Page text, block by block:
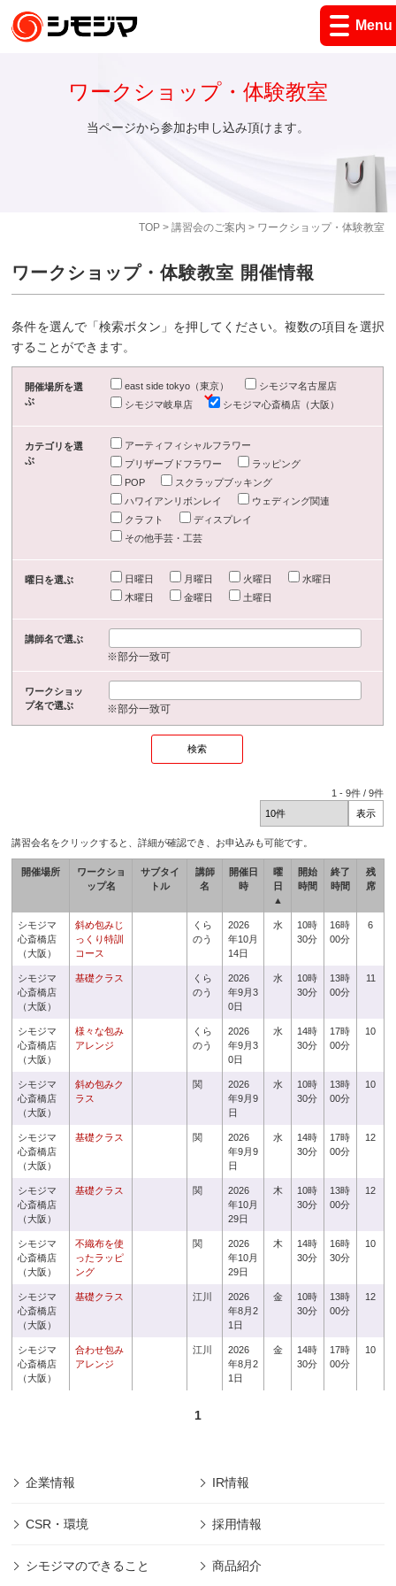
Menu
TOP> 講習会のご案内 > ワークショップ・体験教室
ワークショップ・体験教室
当ページから参加お申し込み頂けます。
ワークショップ・体験教室 開催情報
条件を選んで「検索ボタン」を押してください。複数の項目を選択
することができます。
開催場所を選
ぶ
east side tokyo（東京）
シモジマ名古屋店
シモジマ岐阜店
シモジマ心斎橋店（大阪）
カテゴリを選
ぶ
アーティフィシャルフラワー
プリザーブドフラワー
ラッピング
POP
スクラップブッキング
ハワイアンリボンレイ
ウェディング関連
クラフト
ディスプレイ
その他手芸・工芸
曜日を選ぶ 日曜日 月曜日 火曜日
水曜日
木曜日
金曜日 土曜日
講師名で選ぶ
※部分一致可
ワークショッ
プ名で選ぶ
※部分一致可
1 -9件 /9件
講習会名をクリックすると、詳細が確認でき、お申込みも可能です。
開催場所
ワークショ
ップ名
サブタイ
トル
講師
名
開催日
時
曜
日
▲
開始
時間
終了
時間
残
席
シモジマ
心斎橋店
（大阪）
斜め包みじ
っくり特訓
コース
くら
のう
2026
年10月
14日
水
10時
30分
16時
00分
6
シモジマ
心斎橋店
（大阪）
基礎クラス
くら
のう
2026
年9月3
0日
水
10時
30分
13時
00分
11
シモジマ
心斎橋店
（大阪）
様々な包み
アレンジ
くら
のう
2026
年9月3
0日
水
14時
30分
17時
00分
10
シモジマ
心斎橋店
（大阪）
斜め包みク
ラス
関
2026
年9月9
日
水
10時
30分
13時
00分
10
シモジマ
心斎橋店
（大阪）
基礎クラス 関
2026
年9月9
日
水
14時
30分
17時
00分
12
シモジマ
心斎橋店
（大阪）
基礎クラス 関
2026
年10月
29日
木
10時
30分
13時
00分
12
シモジマ
心斎橋店
（大阪）
不織布を使
ったラッピ
ング
関
2026
年10月
29日
木
14時
30分
16時
30分
10
シモジマ
心斎橋店
（大阪）
基礎クラス 江川
2026
年8月2
1日
金
10時
30分
13時
00分
12
シモジマ
心斎橋店
（大阪）
合わせ包み
アレンジ
江川
2026
年8月2
1日
金
14時
30分
17時
00分
10
1
企業情報 IR情報
CSR・環境 採用情報
シモジマのできること 商品紹介